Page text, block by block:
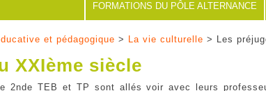
FORMATIONS DU PÔLE ALTERNANCE
et pédagogique > La vie culturelle > Les
XXIème siècle
2nde TEB et TP sont allés voir avec leurs